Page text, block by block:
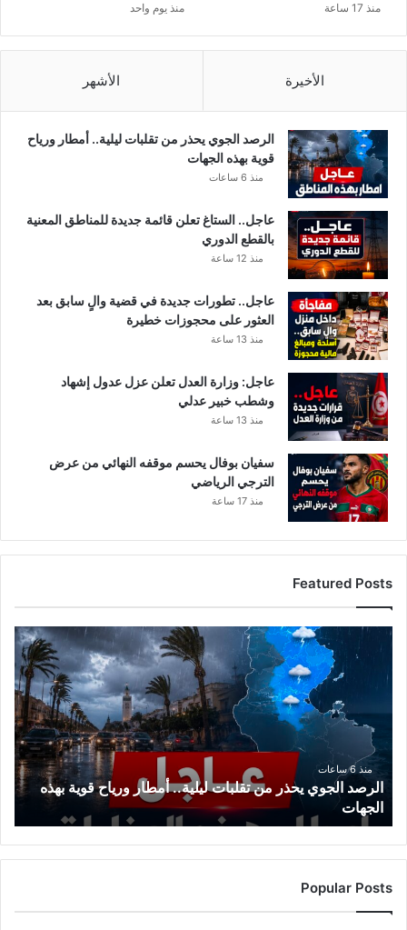
منذ 17 ساعة منذ يوم واحد
الأخيرة الأشهر
الرصد الجوي يحذر من تقلبات ليلية.. أمطار ورياح
قوية بهذه الجهات
منذ 6 ساعات
عاجل.. الستاغ تعلن قائمة جديدة للمناطق المعنية
بالقطع الدوري
منذ 12 ساعة
عاجل.. تطورات جديدة في قضية والٍ سابق بعد
العثور على محجوزات خطيرة
منذ 13 ساعة
عاجل: وزارة العدل تعلن عزل عدول إشهاد
وشطب خبير عدلي
منذ 13 ساعة
سفيان بوفال يحسم موقفه النهائي من عرض
الترجي الرياضي
منذ 17 ساعة
Featured Posts
الرصد
الجوي
يحذر
تقلبات
ليلية..
أمطار
ورياح
قوية
بهذه
الجهات
منذ 6 ساعات
الرصد الجوي يحذر من تقلبات ليلية.. أمطار ورياح قوية بهذه
الجهات
Popular Posts